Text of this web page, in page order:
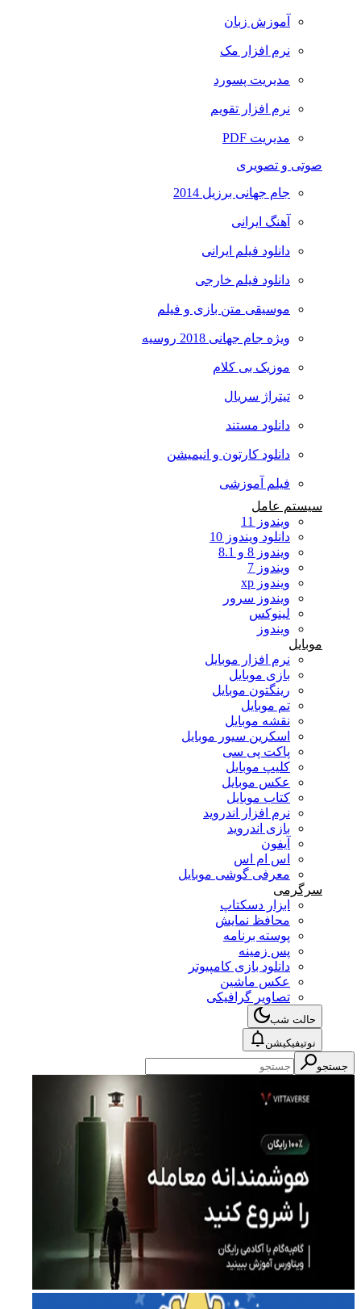
آموزش زبان
نرم افزار مک
مدیریت پسورد
نرم افزار تقویم
مدیریت PDF
صوتی و تصویری
جام جهانی برزیل 2014
آهنگ ایرانی
دانلود فیلم ایرانی
دانلود فیلم خارجی
موسیقی متن بازی و فیلم
ویژه جام جهانی 2018 روسیه
موزیک بی کلام
تیتراژ سریال
دانلود مستند
دانلود کارتون و انیمیشن
فیلم آموزشی
سیستم عامل
ویندوز 11
دانلود ویندوز 10
ویندوز 8 و 8.1
ویندوز 7
ویندوز xp
ویندوز سرور
لینوکس
ویندوز
موبایل
نرم افزار موبایل
بازی موبایل
رینگتون موبایل
تم موبایل
نقشه موبایل
اسکرین سیور موبایل
پاکت پی سی
کلیپ موبایل
عکس موبایل
کتاب موبایل
نرم افزار اندروید
بازی اندروید
آیفون
اس ام اس
معرفی گوشی موبایل
سرگرمی
ابزار دسکتاپ
محافظ نمایش
پوسته برنامه
پس زمینه
دانلود بازی کامپیوتر
عکس ماشین
تصاویر گرافیکی
حالت شب
نوتیفیکیشن
جستجو